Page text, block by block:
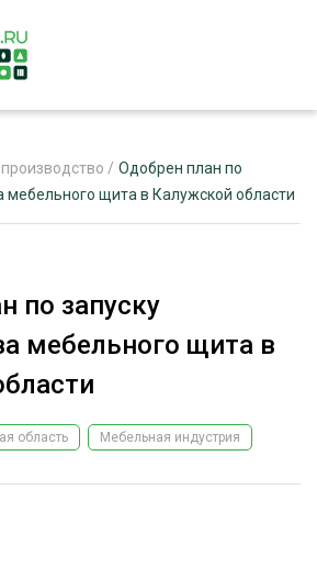
/ Одобрен‌ ‌план‌ ‌по‌
‌мебельного‌ ‌щита‌ ‌в‌ ‌Калужской‌ ‌области‌
‌по‌ ‌запуску‌
‌мебельного‌ ‌щита‌ ‌в‌
область Мебельная индустрия